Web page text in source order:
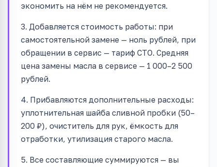
экономить на нём не рекомендуется.
3. Добавляется стоимость работы: при
самостоятельной замене — ноль рублей, при
обращении в сервис — тариф СТО. Средняя
цена замены масла в сервисе — 1 000–2 500
рублей.
4. Прибавляются дополнительные расходы:
уплотнительная шайба сливной пробки (50–
200 ₽), очиститель для рук, ёмкость для
отработки, утилизация старого масла.
5. Все составляющие суммируются — вы